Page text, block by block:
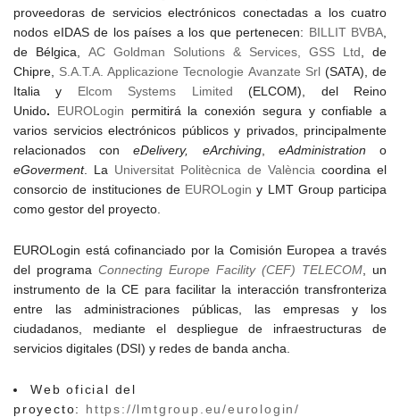
proveedoras de servicios electrónicos conectadas a los cuatro
nodos eIDAS de los países a los que pertenecen: BILLIT BVBA
de Bélgica, AC Goldman Solutions & Services , GSS Ltd , de
Chipre, S.A.T.A. Applicazione Tecnologie Avanzate Srl(SATA), de
Italia y Elcom Systems Limited (ELCOM), del Reino
Unido. EUROLogin permitirá la conexión segura y confiable a
varios servicios electrónicos públicos y privados, principalmente
relacionados coneDelivery, eArchiving, eAdministration o
eGoverment. La Universitat Politècnica de València coordina el
consorcio de instituciones deEUROLogin y LMT Group participa
como gestor del proyecto.
EUROLogin está cofinanciado por la Comisión Europea a través
del programa Connecting Europe Facility (CEF) TELECOM , un
instrumento de la CE para facilitar la interacción transfronteriza
entre las administraciones públicas, las empresas y los
ciudadanos, mediante el despliegue de infraestructuras de
servicios digitales (DSI) y redes de banda ancha.
Web oficial del
proyecto: https://lmtgroup.eu/eurologin/